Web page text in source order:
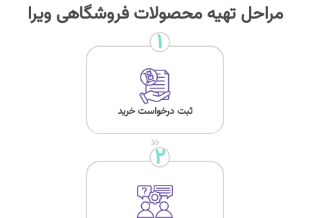
مراحل تهیه محصولات فروشگاهی ویرا
۱
ثبت درخواست خرید
۲